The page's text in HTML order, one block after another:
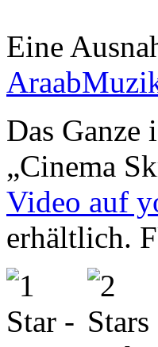
Eine
Das
„Cinema
Video auf
erhältlich.